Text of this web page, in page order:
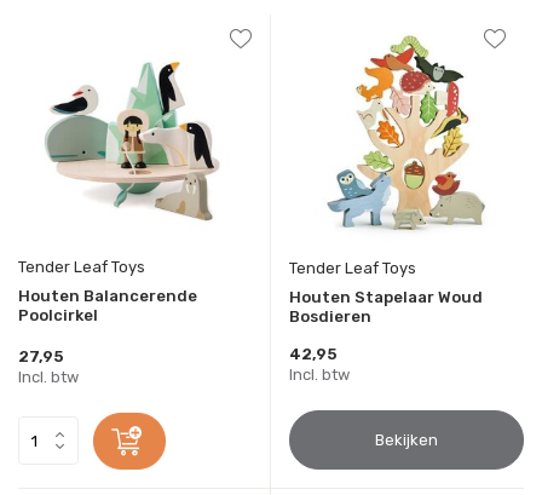
Tender Leaf Toys
Houten Balancerende
Poolcirkel
27,95
Incl. btw
Tender Leaf Toys
Houten Stapelaar Woud
Bosdieren
42,95
Incl. btw
Bekijken